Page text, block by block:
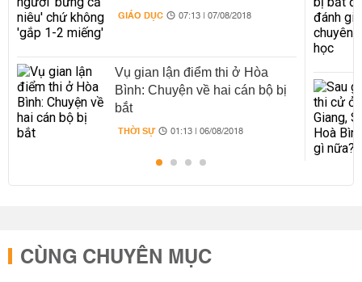
GIÁO DỤC 07:13 | 07/08/2018
Vụ gian lận điểm thi ở Hòa
Bình: Chuyện về hai cán bộ bị
bắt
THỜI SỰ 01:13 | 06/08/2018
CÙNG CHUYÊN MỤC